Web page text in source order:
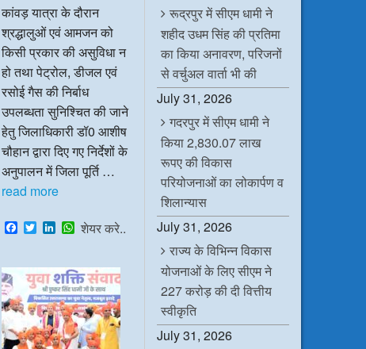
कांवड़ यात्रा के दौरान
श्रद्धालुओं एवं आमजन को
किसी प्रकार की असुविधा न
हो तथा पेट्रोल, डीजल एवं
रसोई गैस की निर्बाध
उपलब्धता सुनिश्चित की जाने
हेतु जिलाधिकारी डॉ0 आशीष
चौहान द्वारा दिए गए निर्देशों के
अनुपालन में जिला पूर्ति …
read more
F
a
e
b
o
o
k
T
w
t
t
e
r
L
i
k
e
d
I
n
W
h
t
s
A
p
p
शेयर करे..
रूद्रपुर में सीएम धामी ने
शहीद उधम सिंह की प्रतिमा
का किया अनावरण, परिजनों
से वर्चुअल वार्ता भी की
July 31, 2026
गदरपुर में सीएम धामी ने
किया 2,830.07 लाख
रूपए की विकास
परियोजनाओं का लोकार्पण व
शिलान्यास
July 31, 2026
राज्य के विभिन्न विकास
योजनाओं के लिए सीएम ने
227 करोड़ की दी वित्तीय
स्वीकृति
July 31, 2026